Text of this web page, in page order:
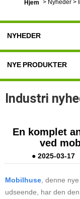
Hjem > Nyheder >
NYHEDER
NYE PRODUKTER
Industri
En komplet
ved
● 2025-03-17
Mobilhuse, denne
udseende, har den